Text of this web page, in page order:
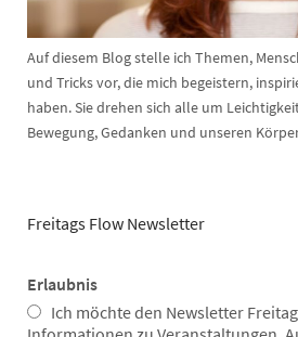
Auf diesem Blog stelle ich Themen,
und Tricks vor, die mich begeistern,
haben. Sie drehen sich alle um
Bewegung, Gedanken und unseren
Freitags Flow Newsletter
Erlaubnis
Ich möchte den Newsletter